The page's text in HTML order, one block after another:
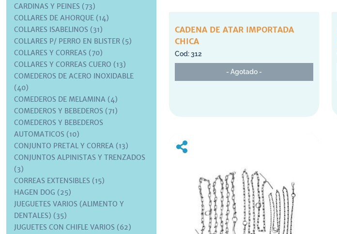
CARDINAS Y PEINES (73)
COLLARES DE AHORQUE (14)
COLLARES ISABELINOS (31)
COLLARES P/ PERRO EN BLISTER (5)
COLLARES Y CORREAS (70)
COLLARES Y CORREAS CUERO (13)
COMEDEROS DE ACERO INOXIDABLE
(40)
COMEDEROS DE MELAMINA (4)
COMEDEROS Y BEBEDEROS (71)
COMEDEROS Y BEBEDEROS
AUTOMATICOS (10)
CONJUNTO PRETAL Y CORREA (13)
CONJUNTOS ALPINISTAS Y TRENZADOS
(3)
CORREAS EXTENSIBLES (15)
HAGEN DOG (25)
JUEGUETES VARIOS (ALIMENTO Y
DENTALES) (35)
JUGUETES CON CHIFLE VARIOS (62)
CADENA DE ATAR IMPORTADA
CHICA
312
- Agotado -